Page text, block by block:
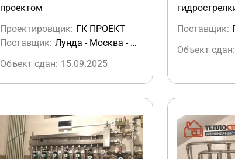
проектом
Проектировщик: ГК ПРОЕКТ
Поставщик:
Лунда - Москва - Очаково
Объект сдан: 15.09.2025
Поставщик:
Объект сдан: